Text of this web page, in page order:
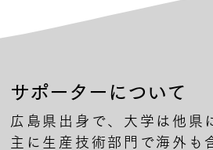
サポーターについて
広島県出身で、大学は他県
主に生産技術部門で海外も